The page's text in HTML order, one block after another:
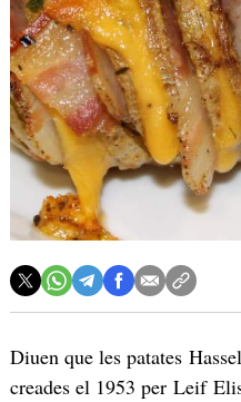
Diuen que les patates
creades el 1953 per Leif